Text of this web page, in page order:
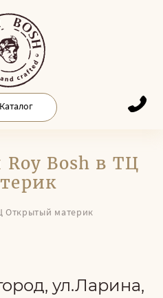
Каталог
Bosh в ТЦ
Открытый материк
ул.Ларина,